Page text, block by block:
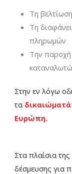
Τη
Τη
πληρωμών
Την
Στην εν λόγω
τα
Ευρώπη.
Στα πλαίσια
δέσμευσης για